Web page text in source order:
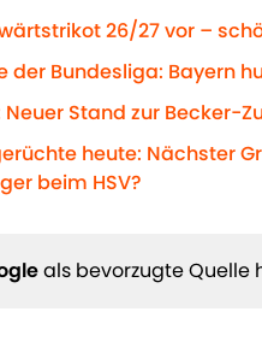
26/27 vor –
der Bundesliga: Bayern
Stand zur Becker-
heute: Nächster
beim HSV?
als bevorzugte Quelle